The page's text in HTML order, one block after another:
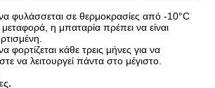
φυλάσσεται σε θερμοκρασίες από -10°C
η μπαταρία πρέπει να είναι
φορτίζεται κάθε τρεις μήνες για να
να λειτουργεί πάντα στο μέγιστο.